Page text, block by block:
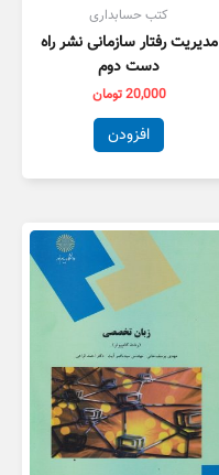
کتب حسابداری
مدیریت رفتار سازمانی نشر راه
دست دوم
20,000تومان
افزودن